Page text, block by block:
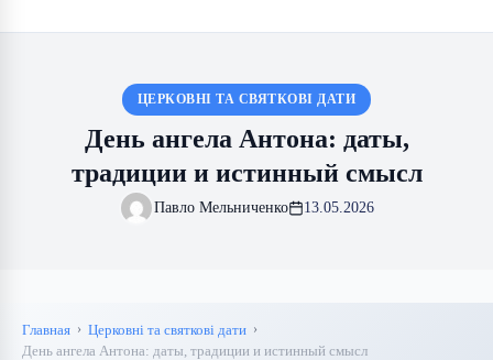
ЦЕРКОВНІ ТА СВЯТКОВІ ДАТИ
День ангела Антона: даты,
традиции и истинный смысл
Павло Мельниченко 13.05.2026
Главная
Церковні та святкові дати
День ангела Антона: даты, традиции и истинный смысл